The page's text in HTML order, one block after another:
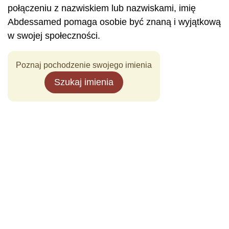
połączeniu z nazwiskiem lub nazwiskami, imię
Abdessamed pomaga osobie być znaną i wyjątkową
w swojej społeczności.
Poznaj pochodzenie swojego imienia
Szukaj imienia